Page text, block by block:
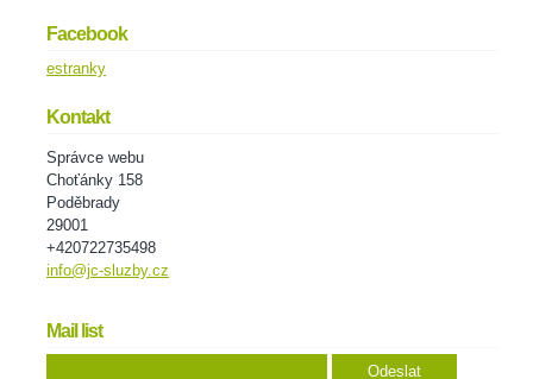
Facebook
estranky
Kontakt
Správce webu
Choťánky 158
Poděbrady
29001
+420722735498
info@jc-sluzby.cz
Mail list